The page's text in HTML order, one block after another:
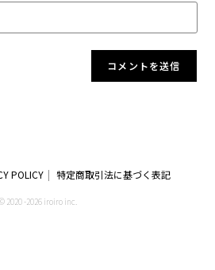
POLICY 特定商取引法に基づく表記
2020 -2026 iroiro inc.